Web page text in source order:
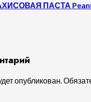
ПАСТА
опубликован.